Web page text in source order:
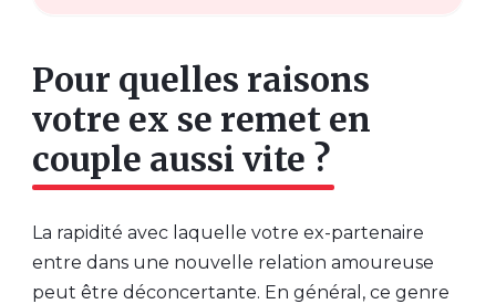
Pour quelles raisons
votre ex se remet en
couple aussi vite ?
La rapidité avec laquelle votre ex-partenaire
entre dans une nouvelle relation amoureuse
peut être déconcertante. En général, ce genre